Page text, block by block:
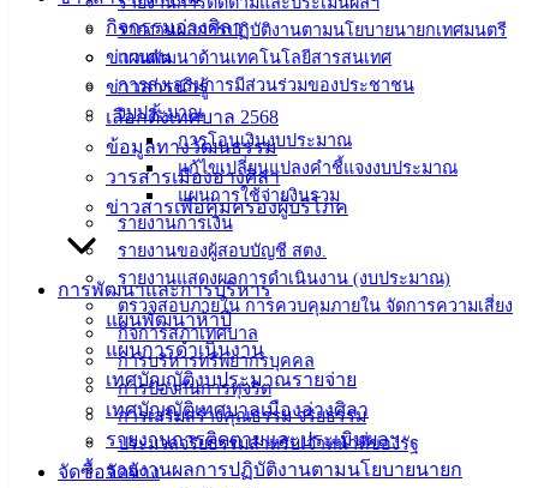
รายงานผลการปฏิบัติงานตามนโยบายนายกเทศมนตรี
แผนพัฒนาด้านเทคโนโลยีสารสนเทศ
การส่งเสริมการมีส่วนร่วมของประชาชน
งบประมาณ
การโอนเงินงบประมาณ
แก้ไขเปลี่ยนแปลงคำชี้แจงงบประมาณ
แผนการใช้จ่ายงินรวม
รายงานการเงิน
รายงานของผู้สอบบัญชี สตง.
รายงานแสดงผลการดำเนินงาน (งบประมาณ)
ตรวจสอบภายใน การควบคุมภายใน จัดการความเสี่ยง
กิจการสภาเทศบาล
การบริหารทรัพยากรบุคคล
การป้องกันการทุจริต
การเสริมสร้างคุณธรรม จริยธรรม
ประมวลจริยธรรมสำหรับเจ้าหน้าที่ของรัฐ
จัดซื้อจัดจ้าง
กิจกรรมอ่างศิลา
ข่าวเด่น
ข่าวสารน่ารู้
เลือกตั้งเทศบาล 2568
ข้อมูลทางวัฒนธรรม
วารสารเมืองอ่างศิลา
ข่าวสารเพื่อคุ้มครองผู้บริโภค
การพัฒนาและการบริหาร
แผนพัฒนาห้าปี
แผนการดำเนินงาน
เทศบัญญัติงบประมาณรายจ่าย
เทศบัญญัติเทศบาลเมืองอ่างศิลา
รายงานการติดตามและประเมินผลฯ
รายงานผลการปฏิบัติงานตามนโยบายนายก
ประชาชน/
คู่มือการ
ปฏิบัติ
งาน
ข่าวสาร
น่ารู้
ศุนย์
ข้อมูล
อิเล็กทรอนิกส์
องค์
ความรู้
(Knowledge
Management)
ติดต่อ